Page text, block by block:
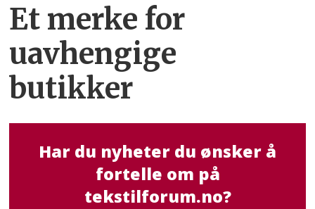
Et merke for
uavhengige
butikker
Har du nyheter du ønsker å
fortelle om på
tekstilforum.no?